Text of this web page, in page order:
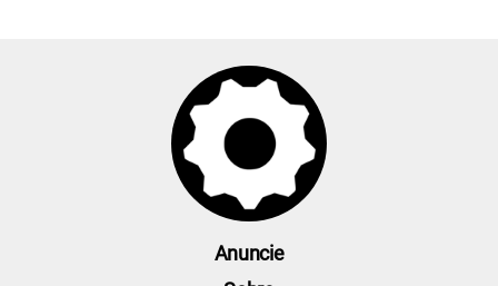
Anuncie